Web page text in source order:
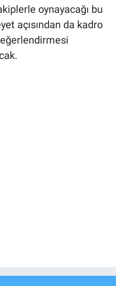
oynayacağı bu
açısından da kadro